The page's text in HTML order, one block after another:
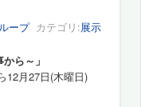
ープカテゴリ:展示
ら～」
12月27日(木曜日)